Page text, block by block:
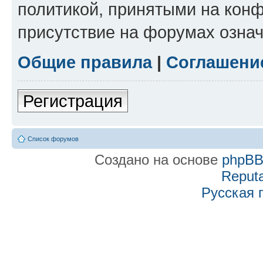
политикой, принятыми на
присутствие на форумах
Общие правила|
Регистрация
Список форумов
Создано на основе phpBB
Русская